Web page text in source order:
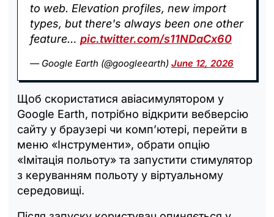
to web. Elevation profiles, new import
types, but there's always been one other
feature… pic.twitter.com/s11NDaCx60
— Google Earth (@googleearth) June 12, 2026
Щоб скористатися авіасимулятором у
Google Earth, потрібно відкрити вебверсію
сайту у браузері чи комп’ютері, перейти в
меню «Інструменти», обрати опцію
«Імітація польоту» та запустити стимулятор
з керуванням польоту у віртуальному
середовищі.